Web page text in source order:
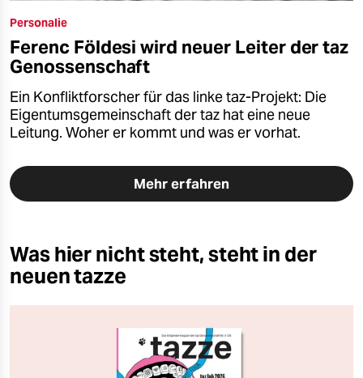
Personalie
Ferenc Földesi wird neuer Leiter der taz
Genossenschaft
Ein Konfliktforscher für das linke taz-Projekt: Die
Eigentumsgemeinschaft der taz hat eine neue
Leitung. Woher er kommt und was er vorhat.
Mehr erfahren
Was hier nicht steht, steht in der
neuen tazze